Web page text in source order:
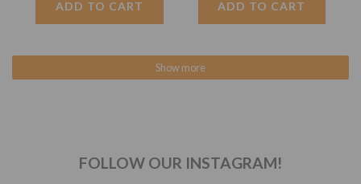
ADD TO CART ADD TO CART
Show more
FOLLOW OUR INSTAGRAM!